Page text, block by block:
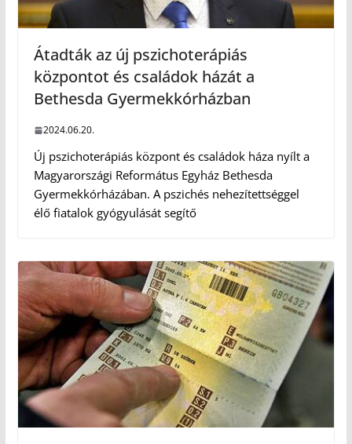
Átadták az új pszichoterápiás
központot és családok házát a
Bethesda Gyermekkórházban
2024.06.20.
Új pszichoterápiás központ és családok háza nyílt a
Magyarországi Református Egyház Bethesda
Gyermekkórházában. A pszichés nehezítettséggel
élő fiatalok gyógyulását segítő